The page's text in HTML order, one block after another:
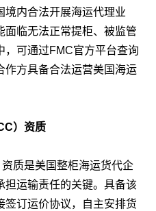
境内合法开展海运代理业
面临无法正常提柜、被监管
，可通过FMC官方平台查询
作方具备合法运营美国海运
）资质
是美国整柜海运货代企
担运输责任的关键。具备该
签订运价协议，自主安排货